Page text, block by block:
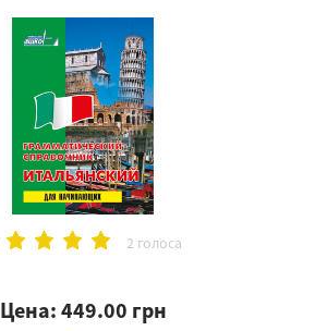
2 голоса
Цена: 449.00 грн